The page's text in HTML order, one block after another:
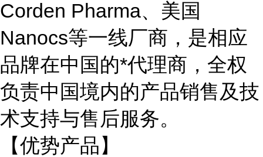
Corden Pharma、美国
Nanocs等一线厂商，是相应
品牌在中国的*代理商，全权
负责中国境内的产品销售及技
术支持与售后服务。
【优势产品】